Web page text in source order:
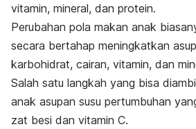
vitamin, mineral, dan protein.
Perubahan pola makan anak
secara bertahap meningkatkan
karbohidrat, cairan, vitamin, dan
Salah satu langkah yang bisa
anak asupan susu pertumbuhan
zat besi dan vitamin C.